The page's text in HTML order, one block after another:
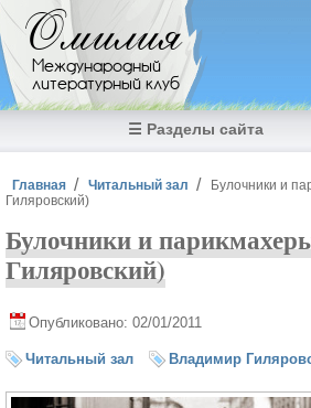
Перейти к основному содержанию
Омилия
Международный
литературный клуб
☰ Разделы сайта
Вы здесь
Главная Читальный зал
Булочники и
Гиляровский)
Булочники и
Гиляровский)
Опубликовано: 02/01/2011
Читальный зал Владимир